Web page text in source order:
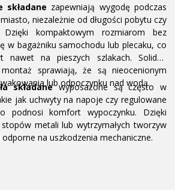
składane zapewniają wygodę podczas
niezależnie od długości pobytu czy
Dzięki kompaktowym rozmiarom bez
w bagażniku samochodu lub plecaku, co
nawet na pieszych szlakach. Solidna
sprawiają, że są nieocenionym
lub odpoczynku nad wodą.
składanewyposażone są często w
jak uchwyty na napoje czy regulowane
podnosi komfort wypoczynku. Dzięki
metali lub wytrzymałych tworzyw
na uszkodzenia mechaniczne.